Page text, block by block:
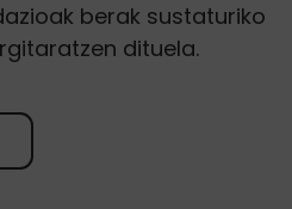
berak sustaturiko
dituela.